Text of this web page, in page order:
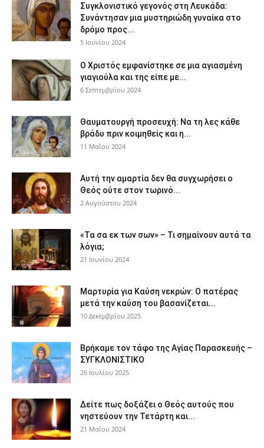
Συγκλονιστικό γεγονός στη Λευκάδα:
Συνάντησαν μια μυστηριώδη γυναίκα στο
δρόμο προς...
5 Ιουνίου 2024
Ο Χριστός εμφανίστηκε σε μια αγιασμένη
γιαγιούλα και της είπε με...
6 Σεπτεμβρίου 2024
Θαυματουργή προσευχή: Να τη λες κάθε
βράδυ πριν κοιμηθείς και η...
11 Μαΐου 2024
Αυτή την αμαρτία δεν θα συγχωρήσει ο
Θεός ούτε στον τωρινό...
2 Αυγούστου 2024
«Τα σα εκ των σων» – Τι σημαίνουν αυτά τα
λόγια;
21 Ιουνίου 2024
Μαρτυρία για Καύση νεκρών: Ο πατέρας
μετά την καύση του βασανίζεται...
10 Δεκεμβρίου 2025
Βρήκαμε τον τάφο της Αγίας Παρασκευής –
ΣΥΓΚΛΟΝΙΣΤΙΚΟ
26 Ιουλίου 2025
Δείτε πως δοξάζει ο Θεός αυτούς που
νηστεύουν την Τετάρτη και...
21 Μαΐου 2024